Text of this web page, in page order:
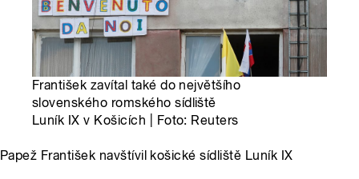
František zavítal také do největšího
slovenského romského sídliště
Luník IX v Košicích | Foto: Reuters
Papež František navštívil košické sídliště Luník IX